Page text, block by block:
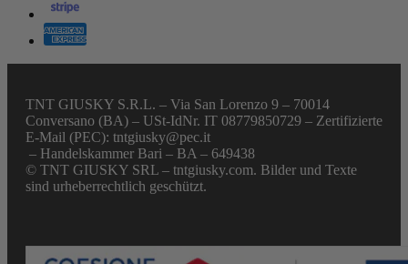
TNT GIUSKY S.R.L. – Via San Lorenzo 9 – 70014
Conversano (BA) – USt-IdNr. IT 08779850729 – Zertifizierte
E-Mail (PEC): tntgiusky@pec.it
– Handelskammer Bari – BA – 649438
© TNT GIUSKY SRL – tntgiusky.com. Bilder und Texte
sind urheberrechtlich geschützt.